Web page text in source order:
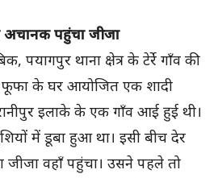
अचानक पहुंचा जीजा
पयागपुर थाना क्षेत्र के टेर्रे गाँव की
फूफा के घर आयोजित एक शादी
इलाके के एक गाँव आई हुई थी।
में डूबा हुआ था। इसी बीच देर
वहाँ पहुंचा। उसने पहले तो